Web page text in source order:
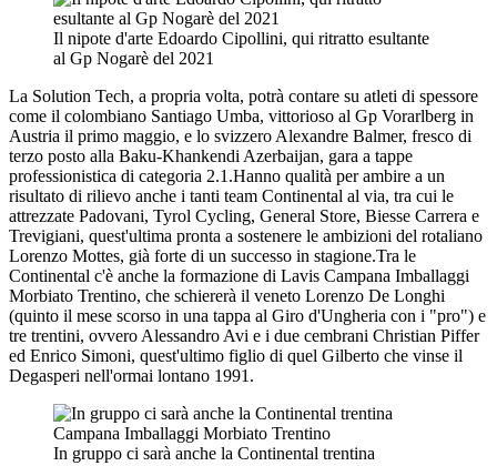
Il nipote d'arte Edoardo Cipollini, qui ritratto esultante
al Gp Nogarè del 2021
La Solution Tech, a propria volta, potrà contare su atleti di spessore
come il colombiano Santiago Umba, vittorioso al Gp Vorarlberg in
Austria il primo maggio, e lo svizzero Alexandre Balmer, fresco di
terzo posto alla Baku-Khankendi Azerbaijan, gara a tappe
professionistica di categoria 2.1.Hanno qualità per ambire a un
risultato di rilievo anche i tanti team Continental al via, tra cui le
attrezzate Padovani, Tyrol Cycling, General Store, Biesse Carrera e
Trevigiani, quest'ultima pronta a sostenere le ambizioni del rotaliano
Lorenzo Mottes, già forte di un successo in stagione.Tra le
Continental c'è anche la formazione di Lavis Campana Imballaggi
Morbiato Trentino, che schiererà il veneto Lorenzo De Longhi
(quinto il mese scorso in una tappa al Giro d'Ungheria con i "pro") e
tre trentini, ovvero Alessandro Avi e i due cembrani Christian Piffer
ed Enrico Simoni, quest'ultimo figlio di quel Gilberto che vinse il
Degasperi nell'ormai lontano 1991.
In gruppo ci sarà anche la Continental trentina